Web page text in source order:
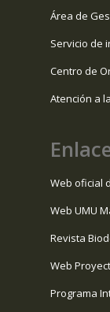
Área de
Servicio de
Centro de
Atención a
Web oficial
Web UMU
Revista
Web
Programa